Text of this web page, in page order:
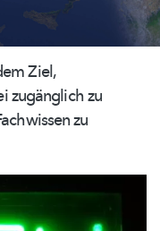
Ziel,
zugänglich zu
zu